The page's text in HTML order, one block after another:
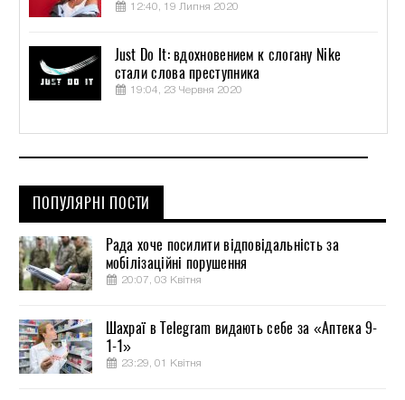
12:40, 19 Липня 2020
Just Do It: вдохновением к слогану Nike
стали слова преступника
19:04, 23 Червня 2020
ПОПУЛЯРНІ ПОСТИ
Рада хоче посилити відповідальність за
мобілізаційні порушення
20:07, 03 Квітня
Шахраї в Telegram видають себе за «Аптека 9-
1-1»
23:29, 01 Квітня